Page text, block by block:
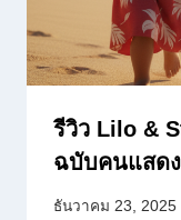
รีวิว Lilo &
ฉบับคนแสดง
ธันวาคม 23, 2025